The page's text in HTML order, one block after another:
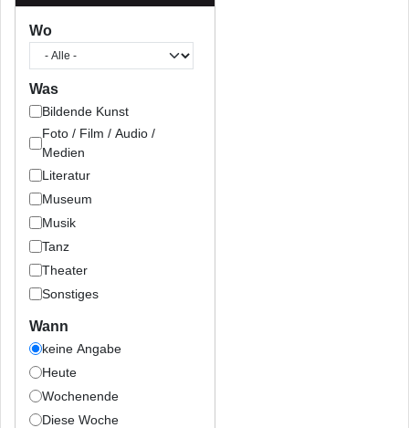
Wo
Was
Bildende Kunst
Foto / Film / Audio /
Medien
Literatur
Museum
Musik
Tanz
Theater
Sonstiges
Wann
keine Angabe
Heute
Wochenende
Diese Woche